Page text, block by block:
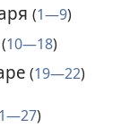
(1—9)
(10—18)
(19—22)
1—27)